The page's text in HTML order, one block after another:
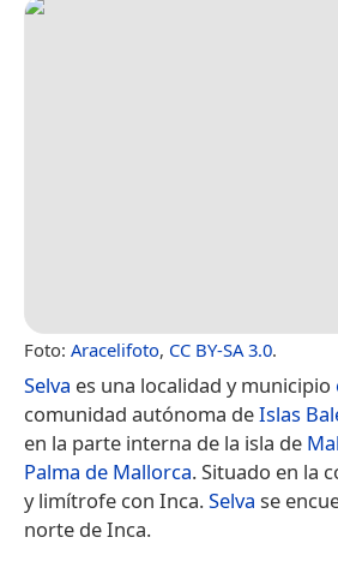
Foto: Aracelifoto, CC BY-SA 3.0.
Selva es una localidad y municipio
comunidad autónoma deIslas
en la parte interna de la isla de
Palma de Mallorca. Situado en la
y limítrofe con Inca.Selva se
norte de Inca.